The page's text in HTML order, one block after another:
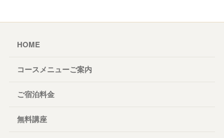
HOME
コースメニューご案内
ご宿泊料金
無料講座